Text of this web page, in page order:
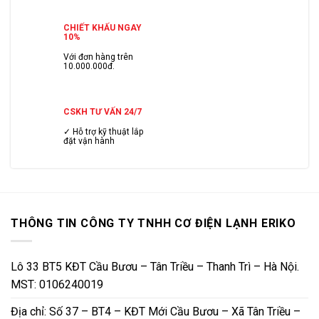
CHIẾT KHẤU NGAY
10%
Với đơn hàng trên
10.000.000đ.
CSKH TƯ VẤN 24/7
✓ Hỗ trợ kỹ thuật lắp
đặt vận hành
THÔNG TIN CÔNG TY TNHH CƠ ĐIỆN LẠNH ERIKO
Lô 33 BT5 KĐT Cầu Bươu – Tân Triều – Thanh Trì – Hà Nội.
MST: 0106240019
Địa chỉ: Số 37 – BT4 – KĐT Mới Cầu Bươu – Xã Tân Triều –